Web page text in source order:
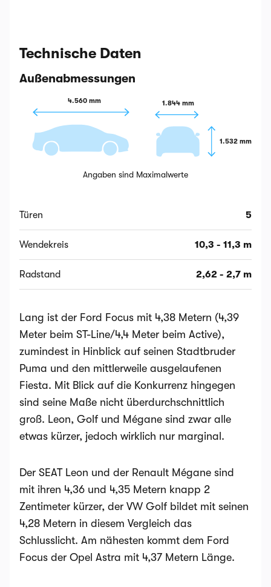
Technische Daten
Außenabmessungen
4.560 mm 1.844 mm
1.532 mm
Angaben sind Maximalwerte
Türen 5
Wendekreis 10,3 - 11,3 m
Radstand 2,62 - 2,7 m
Lang ist der Ford Focus mit 4,38 Metern (4,39
Meter beim ST-Line/4,4 Meter beim Active),
zumindest in Hinblick auf seinen Stadtbruder
Puma und den mittlerweile ausgelaufenen
Fiesta. Mit Blick auf die Konkurrenz hingegen
sind seine Maße nicht überdurchschnittlich
groß. Leon, Golf und Mégane sind zwar alle
etwas kürzer, jedoch wirklich nur marginal.
Der SEAT Leon und der Renault Mégane sind
mit ihren 4,36 und 4,35 Metern knapp 2
Zentimeter kürzer, der VW Golf bildet mit seinen
4,28 Metern in diesem Vergleich das
Schlusslicht. Am nähesten kommt dem Ford
Focus der Opel Astra mit 4,37 Metern Länge.